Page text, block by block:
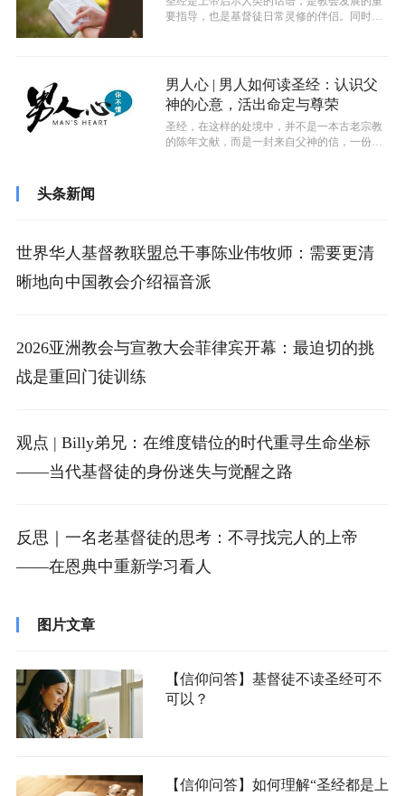
要指导，也是基督徒日常灵修的伴侣。同时圣
男人心 | 男人如何读圣经：认识父
神的心意，活出命定与尊荣
圣经，在这样的处境中，并不是一本古老宗教
的陈年文献，而是一封来自父神的信，一份关
头条新闻
世界华人基督教联盟总干事陈业伟牧师：需要更清
晰地向中国教会介绍福音派
2026亚洲教会与宣教大会菲律宾开幕：最迫切的挑
战是重回门徒训练
观点 | Billy弟兄：在维度错位的时代重寻生命坐标
——当代基督徒的身份迷失与觉醒之路
反思｜一名老基督徒的思考：不寻找完人的上帝
——在恩典中重新学习看人
图片文章
【信仰问答】基督徒不读圣经可不
可以？
【信仰问答】如何理解“圣经都是上